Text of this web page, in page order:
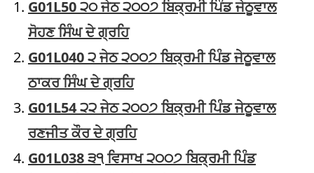
G01L50 ੨੦ ਜੇਠ ੨੦੦੭ ਬਿਕ੍ਰਮੀ ਪਿੰਡ ਜੇਠੂਵਾਲ
ਸੋਹਣ ਸਿੰਘ ਦੇ ਗ੍ਰਹਿ
G01L040 ੨ ਜੇਠ ੨੦੦੭ ਬਿਕ੍ਰਮੀ ਪਿੰਡ ਜੇਠੂਵਾਲ
ਠਾਕਰ ਸਿੰਘ ਦੇ ਗ੍ਰਹਿ
G01L54 ੨੨ ਜੇਠ ੨੦੦੭ ਬਿਕ੍ਰਮੀ ਪਿੰਡ ਜੇਠੂਵਾਲ
ਰਣਜੀਤ ਕੌਰ ਦੇ ਗ੍ਰਹਿ
G01L038 ੩੧ ਵਿਸਾਖ ੨੦੦੭ ਬਿਕ੍ਰਮੀ ਪਿੰਡ